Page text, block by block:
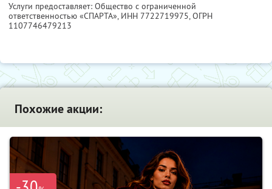
Услуги предоставляет: Общество с ограниченной
ответственностью «СПАРТА», ИНН 7722719975, ОГРН
1107746479213
Похожие акции: